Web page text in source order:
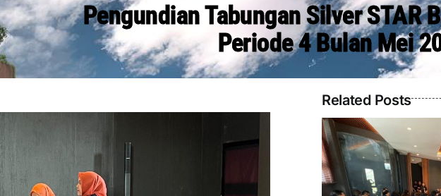
Pengundian Tabungan Silver STAR
Periode 4 Bulan Mei
Related Posts